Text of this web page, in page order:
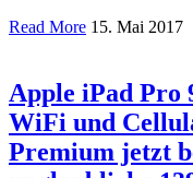
Read More 15. Mai 2017
Apple iPad Pro
WiFi und
Premium jetzt